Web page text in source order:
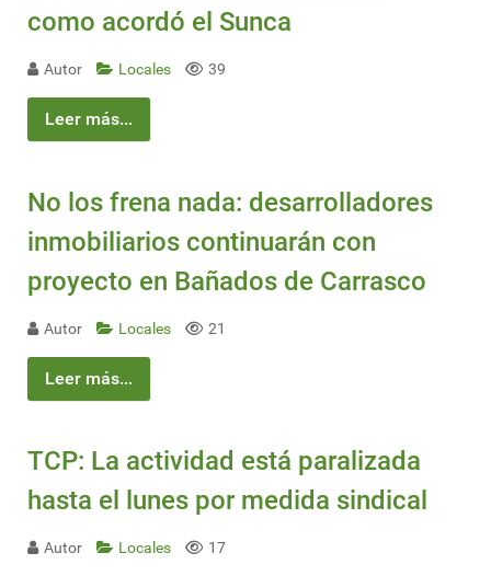
como acordó el Sunca
Autor Locales 39
Leer más...
No los frena nada: desarrolladores
inmobiliarios continuarán con
proyecto en Bañados de Carrasco
Autor Locales 21
Leer más...
TCP: La actividad está paralizada
hasta el lunes por medida sindical
Autor Locales 17